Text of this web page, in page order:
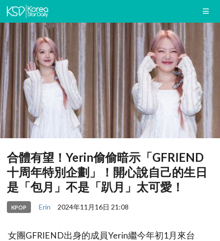
合體有望！Yerin偷偷暗示「GFRIEND
十周年特別企劃」！開心說自己的生日
是「包月」不是「趴月」太可愛！
KPOP Erin 2024年11月16日 21:08
女團GFRIEND出身的成員Yerin繼今年初1月來台